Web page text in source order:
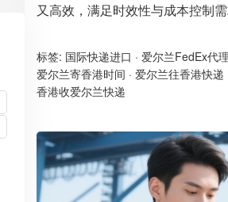
又高效，满足时效性与成本控制
标签: 国际快递进口 · 爱尔兰FedEx代理
爱尔兰寄香港时间 · 爱尔兰往香港快递
香港收爱尔兰快递